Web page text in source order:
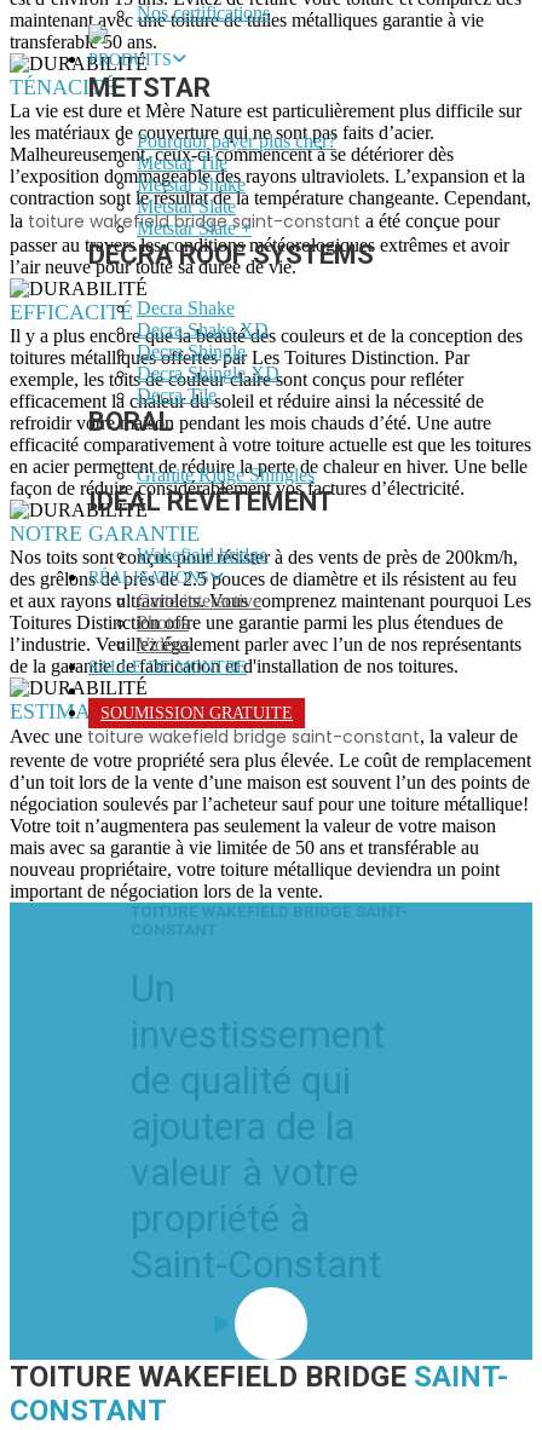
Nos certifications
PRODUITS
METSTAR
Pourquoi payer plus cher?
Metstar Tile
Metstar Shake
Metstar Slate
Metstar Slate +
DECRA ROOF SYSTEMS
Decra Shake
Decra Shake XD
Decra Shingle
Decra Shingle XD
Decra Tile
BORAL
Granite Ridge Shingles
IDÉAL REVÊTEMENT
Wakefield bridge
RÉALISATIONS
Carte interactive
Photos
Vidéos
SALLE DE MONTRE
SOUMISSION GRATUITE
maintenant avec une toiture de tuiles métalliques garantie à vie
transferable 50 ans.
TÉNACITÉ
La vie est dure et Mère Nature est particulièrement plus difficile sur
les matériaux de couverture qui ne sont pas faits d’acier.
Malheureusement, ceux-ci commencent à se détériorer dès
l’exposition dommageable des rayons ultraviolets. L’expansion et la
contraction sont le résultat de la température changeante. Cependant,
la toiture wakefield bridge saint-constant a été conçue pour
passer au travers les conditions météorologiques extrêmes et avoir
l’air neuve pour toute sa durée de vie.
EFFICACITÉ
Il y a plus encore que la beauté des couleurs et de la conception des
toitures métalliques offertes par Les Toitures Distinction. Par
exemple, les toits de couleur claire sont conçus pour refléter
efficacement la chaleur du soleil et réduire ainsi la nécessité de
refroidir votre maison pendant les mois chauds d’été. Une autre
efficacité comparativement à votre toiture actuelle est que les toitures
en acier permettent de réduire la perte de chaleur en hiver. Une belle
façon de réduire considérablement vos factures d’électricité.
NOTRE GARANTIE
Nos toits sont conçus pour résister à des vents de près de 200km/h,
des grêlons de près de 2.5 pouces de diamètre et ils résistent au feu
et aux rayons ultraviolets. Vous comprenez maintenant pourquoi Les
Toitures Distinction offre une garantie parmi les plus étendues de
l’industrie. Veuillez également parler avec l’un de nos représentants
de la garantie de fabrication et d'installation de nos toitures.
ESTIMATION DES COÛTS
Avec une toiture wakefield bridge saint-constant, la valeur de
revente de votre propriété sera plus élevée. Le coût de remplacement
d’un toit lors de la vente d’une maison est souvent l’un des points de
négociation soulevés par l’acheteur sauf pour une toiture métallique!
Votre toit n’augmentera pas seulement la valeur de votre maison
mais avec sa garantie à vie limitée de 50 ans et transférable au
nouveau propriétaire, votre toiture métallique deviendra un point
important de négociation lors de la vente.
Un
investissement
de qualité qui
ajoutera de la
valeur à votre
propriété à
Saint-Constant
TOITURE WAKEFIELD BRIDGE SAINT-
CONSTANT